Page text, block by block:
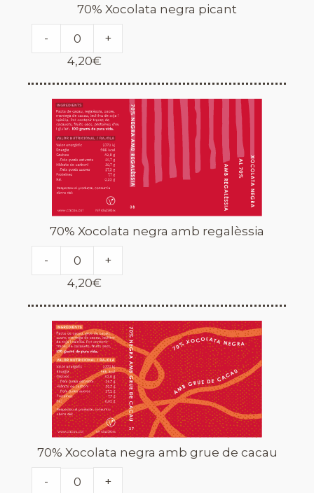
70% Xocolata negra picant
-
+
4,20€
70% Xocolata negra amb regalèssia
-
+
4,20€
70% Xocolata negra amb grue de cacau
-
+